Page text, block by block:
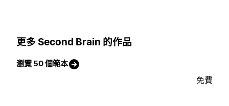
更多 Second Brain 的作品
瀏覽 50 個範本
免費